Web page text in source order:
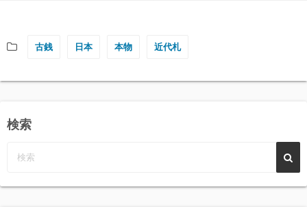
古銭 日本 本物 近代札
検索